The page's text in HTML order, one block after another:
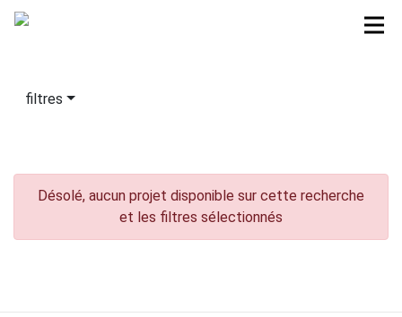
filtres
Désolé, aucun projet disponible sur cette recherche
et les filtres sélectionnés